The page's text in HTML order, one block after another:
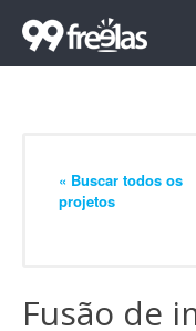
« Buscar todos os
projetos
Fusão de